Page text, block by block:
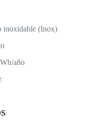
inoxidable (Inox)
año